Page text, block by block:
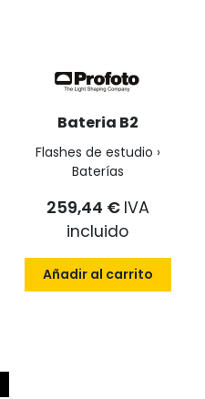
Bateria B2
Flashes de estudio ›
Baterías
259,44 € IVA
incluido
Añadir al carrito